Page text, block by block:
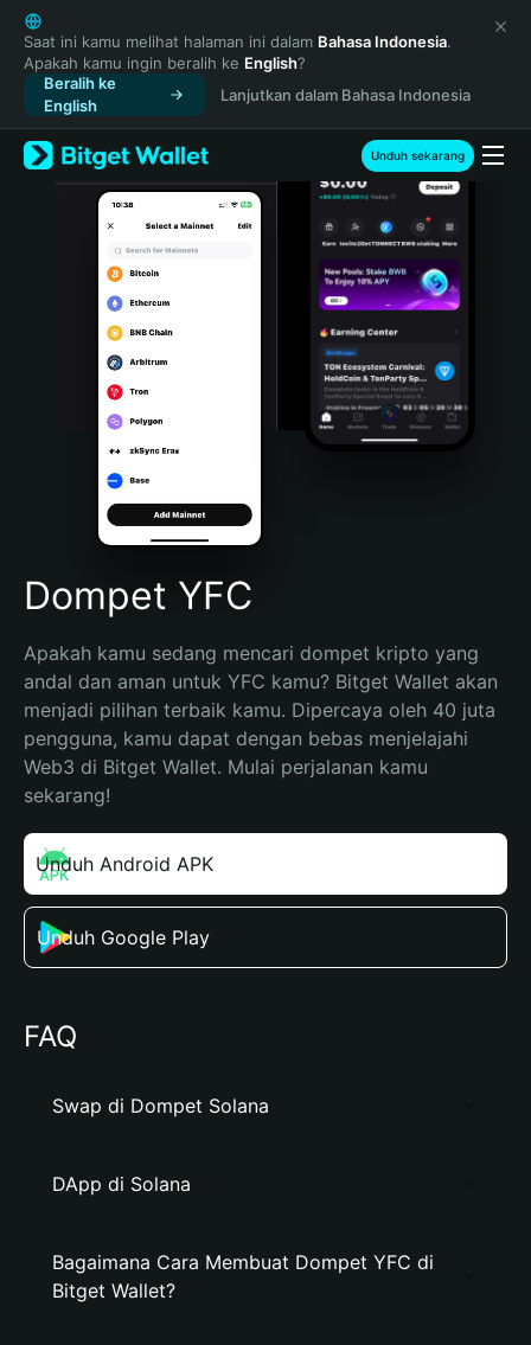
English
日本語
Tiếng Việt
Русский
Español (Latinoamérica)
Türkçe
Italiano
Português (Portugal)
Bahasa Indonesia
Português (Brasil)
Español (Argentina)
Saat ini kamu melihat halaman ini dalam Bahasa Indonesia.
Apakah kamu ingin beralih ke English?
Beralih ke
English
Lanjutkan dalam Bahasa Indonesia
Unduh sekarang
Dompet YFC
Apakah kamu sedang mencari dompet kripto yang
andal dan aman untuk YFC kamu? Bitget Wallet akan
menjadi pilihan terbaik kamu. Dipercaya oleh 40 juta
pengguna, kamu dapat dengan bebas menjelajahi
Web3 di Bitget Wallet. Mulai perjalanan kamu
sekarang!
Unduh Android APK
Unduh Google Play
FAQ
Swap di Dompet Solana
DApp di Solana
Bagaimana Cara Membuat Dompet YFC di
Bitget Wallet?